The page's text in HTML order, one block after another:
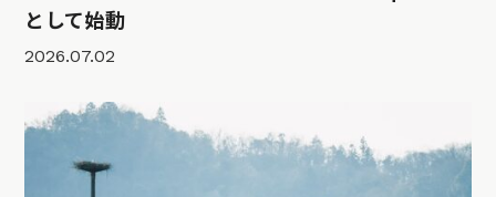
として始動
2026.07.02